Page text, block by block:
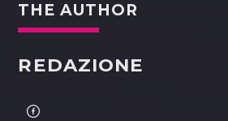
THE AUTHOR
REDAZIONE